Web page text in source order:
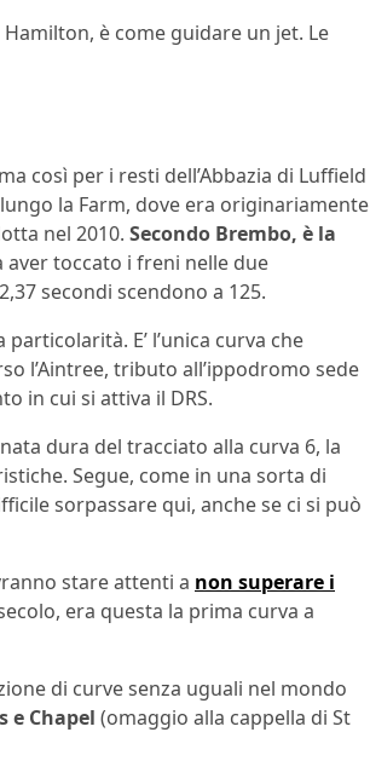
è come guidare un jet. Le
così per i resti dell’Abbazia di Luffield
la Farm, dove era originariamente
nel 2010. Secondo Brembo, è la
toccato i freni nelle due
secondi scendono a 125.
E’ l’unica curva che
l’Aintree, tributo all’ippodromo sede
in cui si attiva il DRS.
dura del tracciato alla curva 6, la
Segue, come in una sorta di
sorpassare qui, anche se ci si può
stare attenti a non superare i
era questa la prima curva a
di curve senza uguali nel mondo
e Chapel (omaggio alla cappella di St